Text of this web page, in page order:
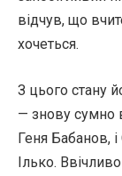
відчув, що
хочеться.
З цього стану
— знову сумно
Геня Бабанов,
Ілько.